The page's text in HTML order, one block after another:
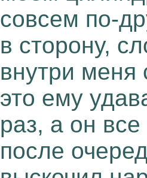
совсем по-
в сторону,
внутри меня
это ему
раз, а он
после